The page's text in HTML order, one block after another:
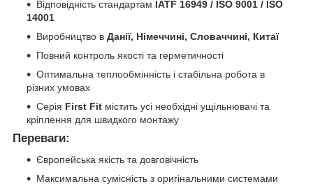
Відповідність стандартам IATF 16949 / ISO 9001 / ISO
14001
Виробництво в Данії, Німеччині, Словаччині, Китаї
Повний контроль якості та герметичності
Оптимальна теплообмінність і стабільна робота в
різних умовах
Серія First Fit містить усі необхідні ущільнювачі та
кріплення для швидкого монтажу
Переваги:
Європейська якість та довговічність
Максимальна сумісність з оригінальними системами